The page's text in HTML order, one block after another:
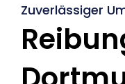
Zuverlässiger